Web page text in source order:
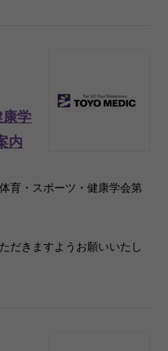
康学
内
育・スポーツ・健康学会第
だきますようお願いいたし